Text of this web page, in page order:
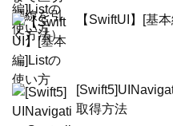
【SwiftUI】[基
取得方法